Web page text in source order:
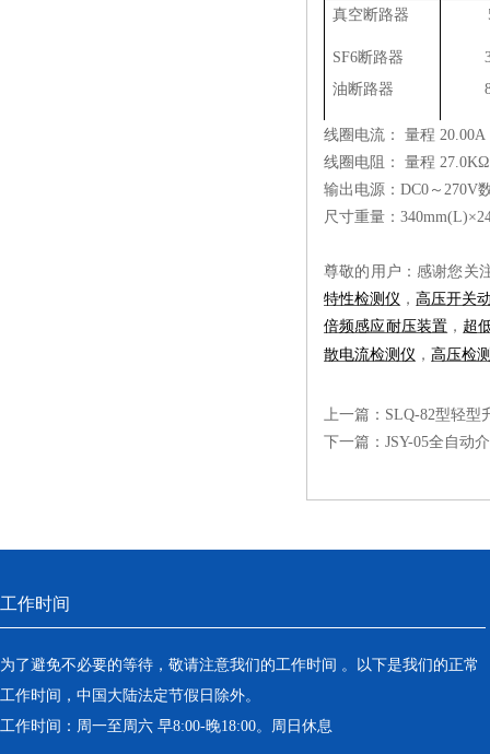
真空断路器
SF6断路器
油断路器
线圈电流： 量程
线圈电阻：
量程
输出电源： DC0～270V
尺寸重量：
尊敬的用户：感谢您关
特性检测仪 ，高压开关
倍频感应耐压装置 ， 超
散电流检测仪 ， 高压检
上一篇： SLQ-82型轻型
下一篇： JSY-05全自动
工作时间
为了避免不必要的等待，敬请注意我们的工作时间 。以下是我们的正常
工作时间，中国大陆法定节假日除外。
工作时间：周一至周六 早8:00-晚18:00。周日休息